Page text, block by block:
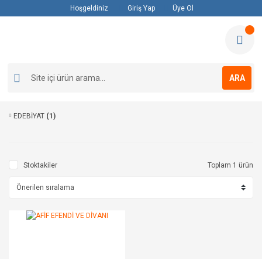
Hoşgeldiniz Giriş Yap Üye Ol
ARA
EDEBİYAT (1)
Stoktakiler Toplam 1 ürün